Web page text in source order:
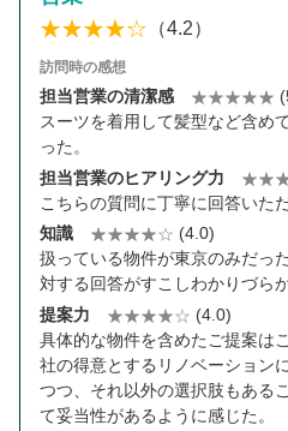
（4.2）
訪問時の感想
担当営業の清潔感
スーツを着用して髪型など含め
った。
担当営業のヒアリング力
こちらの質問に丁寧に回答いただ
知識
(4.0)
扱っている物件が東京のみだっ
対する回答がすこしわかりづらか
提案力
(4.0)
具体的な物件を含めたご提案は
社の得意とするリノベーション
つつ、それ以外の選択肢もある
て妥当性があるように感じた。